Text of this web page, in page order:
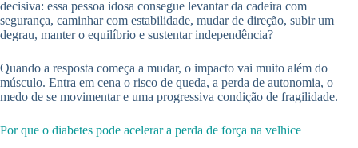
decisiva: essa pessoa idosa consegue levantar da cadeira com
segurança, caminhar com estabilidade, mudar de direção, subir um
degrau, manter o equilíbrio e sustentar independência?
Quando a resposta começa a mudar, o impacto vai muito além do
músculo. Entra em cena o risco de queda, a perda de autonomia, o
medo de se movimentar e uma progressiva condição de fragilidade.
Por que o diabetes pode acelerar a perda de força na velhice